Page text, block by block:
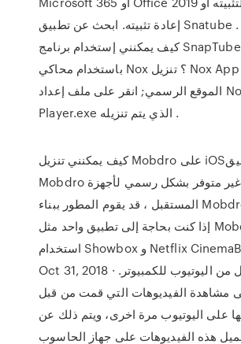
إعادة تثبيته. ابحث عن تطبيق Snatube وقم بتثبيته .
كيف يمكنني إستخدام برنامج SnapTube على الكمبيوتر
باستخدام محاكي Nox ؟ تنزيل Nox App Player من
الموقع الرسمي; انقر على ملف إعداد Nox App
Player.exe الذي يتم تنزيله .
كيف يمكنني تنزيل Mobdro على iOS؟ تطبيق
Mobdro غير متوفر بشكل رسمي لأجهزة iOS. في
المستقبل ، قد يقوم المطور ببناء Mobdro لنظام iOS.
إذا كنت بحاجة إلى تطبيق واحد مثل Mobdro ، فحاول
استخدام Showbox و Netflix CinemaBox و Tubitv.
Oct 31, 2018 · برنامج تحميل من اليوتيوب للكمبيوتر.
مشاهدة الفيديوهات التي قمت من قبل
على اليوتيوب مرة اخرى، ويتم ذلك عن
هذه الفيديوهات على جهاز الحاسوب